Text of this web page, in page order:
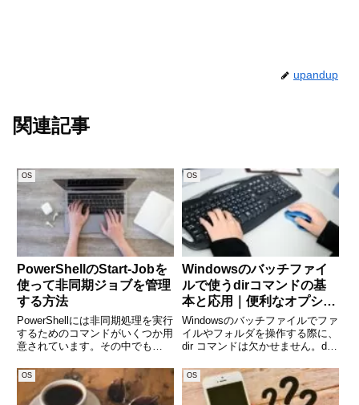
upandup
関連記事
OS
PowerShellのStart-Jobを
使って非同期ジョブを管理
する方法
PowerShellには非同期処理を実行
するためのコマンドがいくつか用
意されています。その中でも
始し、バックグラウンドで処理を
実行するための便利なコマンドで
す。本記事では、Start-Jobの基
OS
Windowsのバッチファイ
ルで使うdirコマンドの基
本と応用｜便利なオプショ
ンを解説
Windowsのバッチファイルでファ
イルやフォルダを操作する際に、
dir コマンドは欠かせません。dir
ファイル一覧を取得したり、特定
の条件でファイルを検索したりで
きます。バッチ処理で自動化する
OS OS